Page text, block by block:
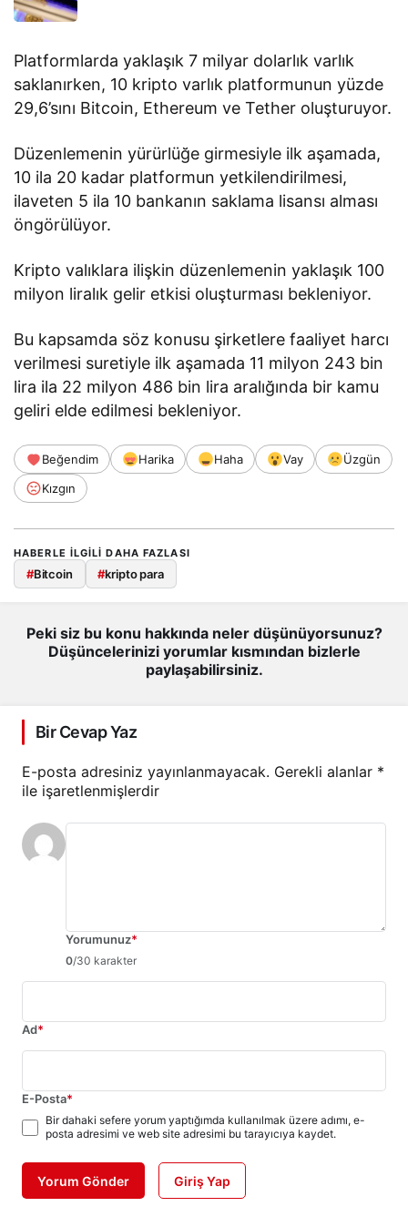
Platformlarda yaklaşık 7 milyar dolarlık varlık
saklanırken, 10 kripto varlık platformunun yüzde
29,6’sını Bitcoin, Ethereum ve Tether oluşturuyor.
Düzenlemenin yürürlüğe girmesiyle ilk aşamada,
10 ila 20 kadar platformun yetkilendirilmesi,
ilaveten 5 ila 10 bankanın saklama lisansı alması
öngörülüyor.
Kripto valıklara ilişkin düzenlemenin yaklaşık 100
milyon liralık gelir etkisi oluşturması bekleniyor.
Bu kapsamda söz konusu şirketlere faaliyet harcı
verilmesi suretiyle ilk aşamada 11 milyon 243 bin
lira ila 22 milyon 486 bin lira aralığında bir kamu
geliri elde edilmesi bekleniyor.
Beğendim Harika Haha Vay
Üzgün
Kızgın
HABERLE ILGILI DAHA FAZLASI
#Bitcoin #kripto para
Peki siz bu konu hakkında neler düşünüyorsunuz?
Düşüncelerinizi yorumlar kısmından bizlerle
paylaşabilirsiniz.
Bir Cevap Yaz
E-posta adresiniz yayınlanmayacak. Gerekli alanlar *
ile işaretlenmişlerdir
Yorumunuz*
0/30 karakter
Ad*
E-Posta*
Bir dahaki sefere yorum yaptığımda kullanılmak üzere adımı, e-
posta adresimi ve web site adresimi bu tarayıcıya kaydet.
Yorum Gönder Giriş Yap